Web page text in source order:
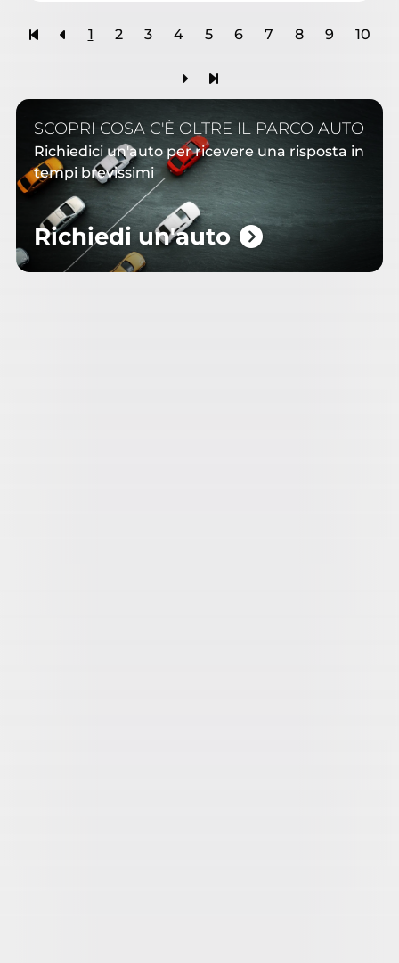
1 2 3 4 5 6 7 8 9 10
SCOPRI COSA C'È OLTRE IL PARCO AUTO
Richiedici un'auto per ricevere una risposta in
tempi brevissimi
Richiedi un'auto